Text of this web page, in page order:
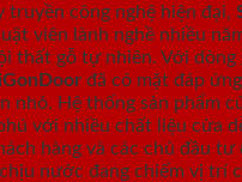
truyền công nghệ hiện đại,
viên lành nghề nhiều
thất gỗ tự nhiên. Với dòng
đã có mặt đáp
nhỏ. Hệ thống sản phẩm
với nhiều chất liệu cửa
hàng và các chủ đầu tư
nước đang chiếm vị trí